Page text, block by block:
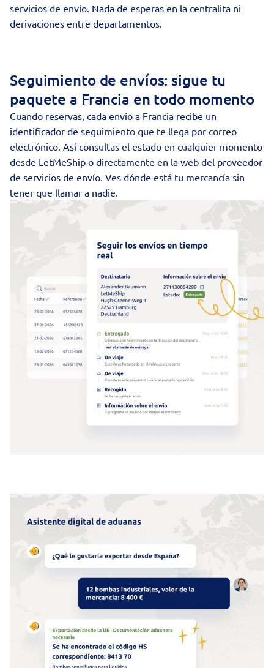
servicios de envío. Nada de esperas en la centralita ni
derivaciones entre departamentos.
Seguimiento de envíos: sigue tu
paquete a Francia en todo momento
Cuando reservas, cada envío a Francia recibe un
identificador de seguimiento que te llega por correo
electrónico. Así consultas el estado en cualquier momento
desde LetMeShip o directamente en la web del proveedor
de servicios de envío. Ves dónde está tu mercancía sin
tener que llamar a nadie.